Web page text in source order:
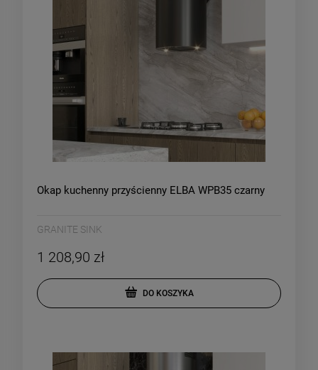
Okap kuchenny przyścienny ELBA WPB35 czarny
GRANITE SINK
1 208,90 zł
DO KOSZYKA